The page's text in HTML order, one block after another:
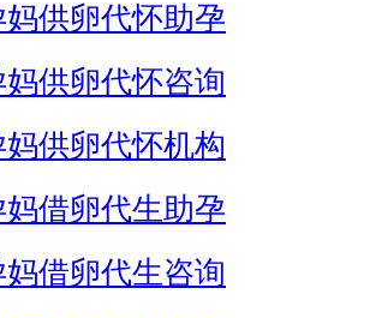
妈供卵代怀助孕
妈供卵代怀咨询
妈供卵代怀机构
妈借卵代生助孕
妈借卵代生咨询